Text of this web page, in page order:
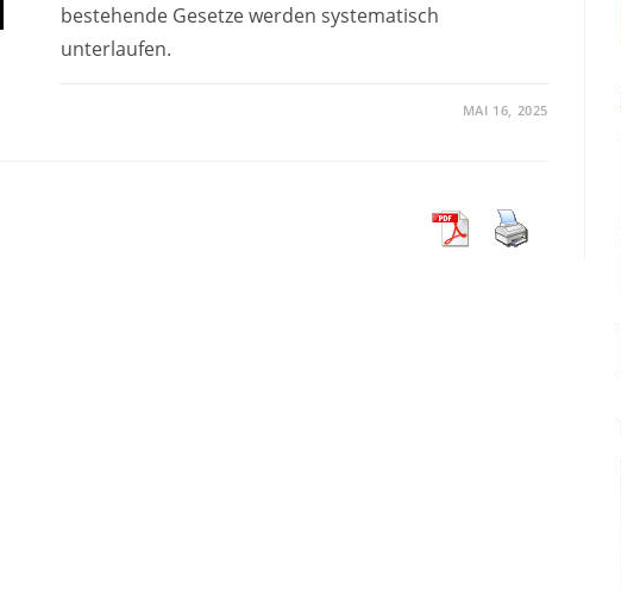
bestehende Gesetze werden systematisch
unterlaufen.
MAI 16, 2025